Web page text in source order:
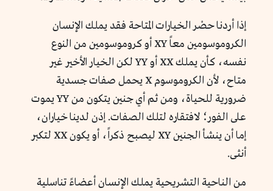
إذا أردنا حصْر الخيارات المتاحة فقد يملك الإنسان
الكروموسومين معاً XY أو كروموسومين من النوع
نفسه، كأن يملك XX أو YY لكن الخيار الأخير غير
متاح، لأن الكروموسوم X يحمل صفات جسدية
ضرورية للحياة، ومن ثم أي جنين يتكون من YY يموت
على الفور؛ لافتقاره لتلك الصفات. إذن لدينا خياران،
إما أن ينشأ الجنين XY ليصبح ذكراً، أو يكون XX لتكبر
أنثى.
من الناحية التشريحية يملك الإنسان أعضاءً تناسلية